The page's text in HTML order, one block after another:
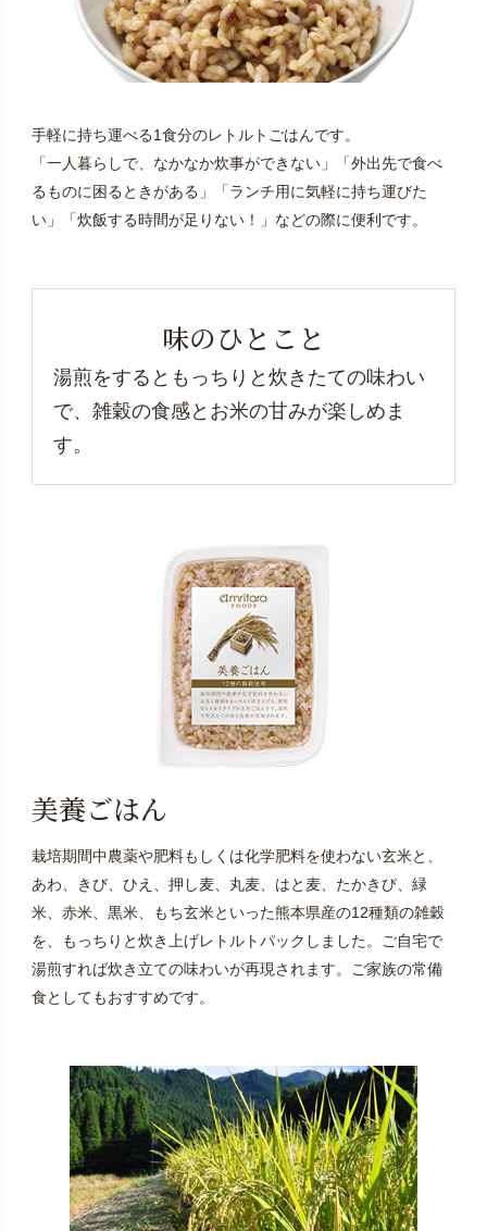
手軽に持ち運べる1食分のレトルトごはんです。
「一人暮らしで、なかなか炊事ができない」「外出先で食べ
るものに困るときがある」「ランチ用に気軽に持ち運びた
い」「炊飯する時間が足りない！」などの際に便利です。
味のひとこと
湯煎をするともっちりと炊きたての味わい
で、雑穀の食感とお米の甘みが楽しめま
す。
美養ごはん
栽培期間中農薬や肥料もしくは化学肥料を使わない玄米と、
あわ、きび、ひえ、押し麦、丸麦、はと麦、たかきび、緑
米、赤米、黒米、もち玄米といった熊本県産の12種類の雑穀
を、もっちりと炊き上げレトルトパックしました。ご自宅で
湯煎すれば炊き立ての味わいが再現されます。ご家族の常備
食としてもおすすめです。